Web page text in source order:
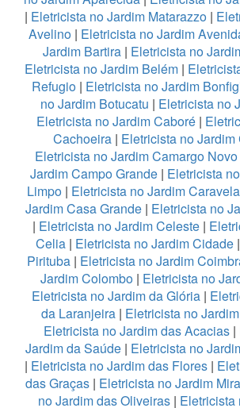
| Eletricista no Jardim Matarazzo |
Avelino| Eletricista no Jardim
Jardim Bartira | Eletricista no
Eletricista no Jardim Belém|
Refugio| Eletricista no Jardim
no Jardim Botucatu | Eletricista no
Eletricista no Jardim Caboré|
Cachoeira| Eletricista no Jardim
Eletricista no Jardim Camargo Novo
Jardim Campo Grande| Eletricista
Limpo| Eletricista no Jardim
Jardim Casa Grande| Eletricista no
| Eletricista no Jardim Celeste|
Celia | Eletricista no Jardim Cidade |
Pirituba | Eletricista no Jardim
Jardim Colombo | Eletricista no
Eletricista no Jardim da Glória|
da Laranjeira| Eletricista no
Eletricista no Jardim das Acacias|
Jardim da Saúde | Eletricista no
| Eletricista no Jardim das Flores|
das Graças| Eletricista no Jardim
no Jardim das Oliveiras| Eletricista